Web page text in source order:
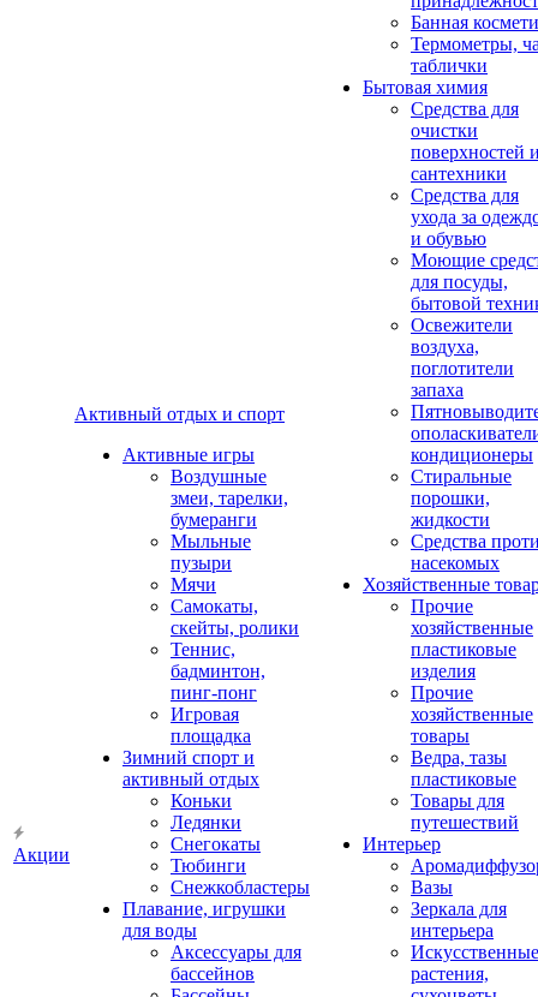
Акции
Активный отдых и спорт
Активные игры
Воздушные
змеи, тарелки,
бумеранги
Мыльные
пузыри
Мячи
Самокаты,
скейты, ролики
Теннис,
бадминтон,
пинг-понг
Игровая
площадка
Зимний спорт и
активный отдых
Коньки
Ледянки
Снегокаты
Тюбинги
Снежкобластеры
Плавание, игрушки
для воды
Аксессуары для
бассейнов
Банная
Термометры,
таблички
Бытовая химия
Средства для
очистки
поверхностей
сантехники
Средства для
ухода за
и обувью
Моющие
для посуды,
бытовой
Освежители
воздуха,
поглотители
запаха
кондиционеры
Стиральные
порошки,
жидкости
Средства
насекомых
Хозяйственные
Прочие
хозяйственные
пластиковые
изделия
Прочие
хозяйственные
товары
Ведра, тазы
пластиковые
Товары для
путешествий
Интерьер
Вазы
Зеркала для
интерьера
Искусственные
растения,